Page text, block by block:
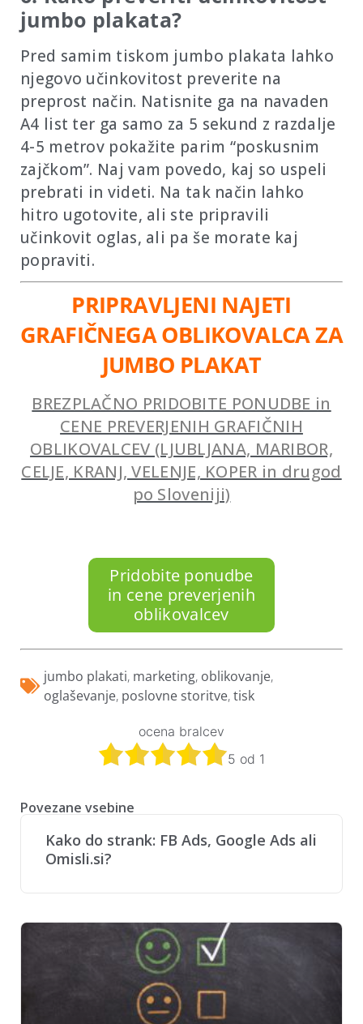
jumbo plakata?
Pred samim tiskom jumbo plakata lahko
njegovo učinkovitost preverite na
preprost način. Natisnite ga na navaden
A4 list ter ga samo za 5 sekund z razdalje
4-5 metrov pokažite parim “poskusnim
zajčkom”. Naj vam povedo, kaj so uspeli
prebrati in videti. Na tak način lahko
hitro ugotovite, ali ste pripravili
učinkovit oglas, ali pa še morate kaj
popraviti.
PRIPRAVLJENI NAJETI
GRAFIČNEGA OBLIKOVALCA ZA
JUMBO PLAKAT
BREZPLAČNO PRIDOBITE PONUDBE in
CENE PREVERJENIH GRAFIČNIH
OBLIKOVALCEV (LJUBLJANA, MARIBOR,
CELJE, KRANJ, VELENJE, KOPER in drugod
po Sloveniji)
Pridobite ponudbe
in cene preverjenih
oblikovalcev
jumbo plakati, marketing, oblikovanje,
oglaševanje, poslovne storitve,tisk
ocena bralcev
5 od 1
Povezane vsebine
Kako do strank: FB Ads, Google Ads ali
Omisli.si?